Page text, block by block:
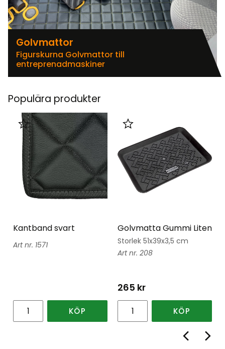
Golvmattor
Figurskurna Golvmattor till
entreprenadmaskiner
Populära produkter
Kantband svart
1571
Lägg till i favoriter
KÖP
Golvmatta Gummi Liten
Storlek 51x39x3,5 cm
208
265 kr
Lägg till i favoriter
KÖP